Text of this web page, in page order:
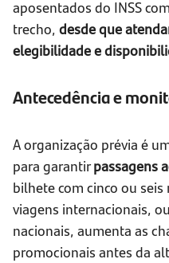
aposentados do INSS
trecho, desde que
elegibilidade e
Antecedência e
A organização prévia é
para garantirpassagens
bilhete com cinco ou seis
viagens internacionais,
nacionais, aumenta as
promocionais antes da